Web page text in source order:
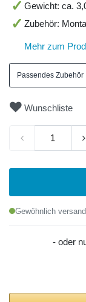
Gewicht: ca.
Zubehör:
Mehr zum
Passendes Zubehör
Wunschliste
Gewöhnlich
- oder